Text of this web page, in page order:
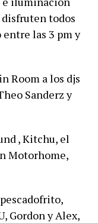
disfruten todos
las 3 pm y
Room a los djs
Sanderz y
, Kitchu, el
Motorhome,
Gordon y Alex,